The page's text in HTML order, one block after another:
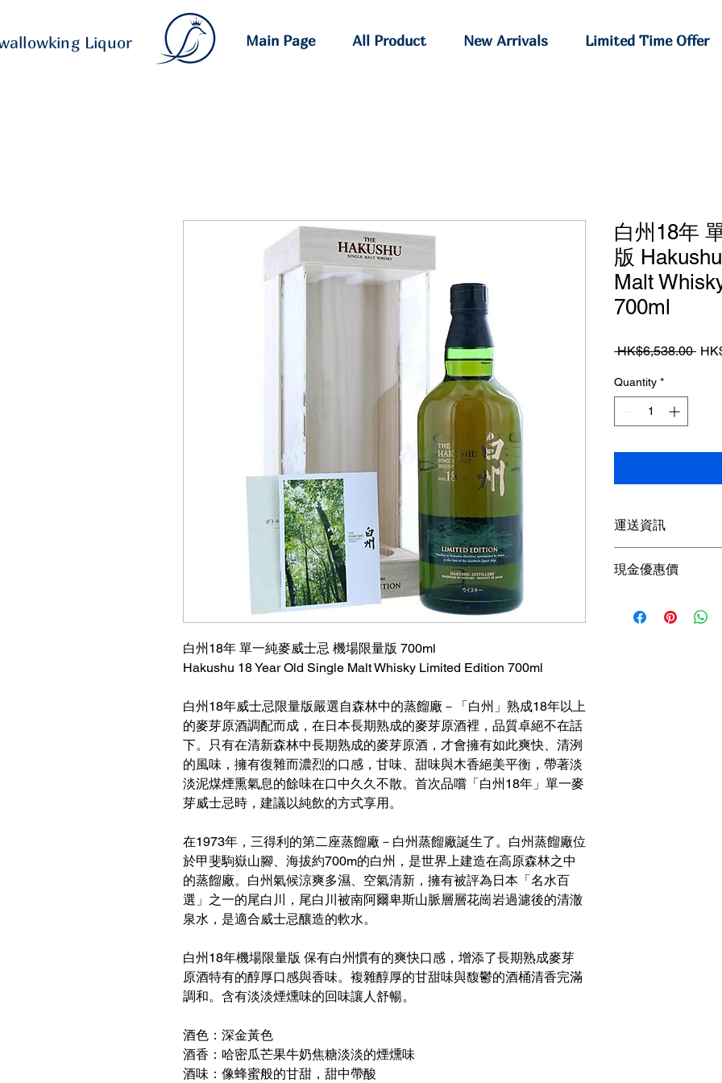
Liquor Main Page All Product New Arrivals Limited Time Offer
白州18年 單一純麥威士忌 機場限量版 700ml
Hakushu 18 Year Old Single Malt Whisky Limited Edition 700ml
白州18年威士忌限量版嚴選自森林中的蒸餾廠－「白州」熟成18年以上
的麥芽原酒調配而成，在日本長期熟成的麥芽原酒裡，品質卓絕不在話
下。只有在清新森林中長期熟成的麥芽原酒，才會擁有如此爽快、清洌
的風味，擁有復雜而濃烈的口感，甘味、甜味與木香絕美平衡，帶著淡
淡泥煤煙熏氣息的餘味在口中久久不散。首次品嚐「白州18年」單一麥
芽威士忌時，建議以純飲的方式享用。
在1973年，三得利的第二座蒸餾廠－白州蒸餾廠誕生了。白州蒸餾廠位
於甲斐駒嶽山腳、海拔約700m的白州，是世界上建造在高原森林之中
的蒸餾廠。白州氣候涼爽多濕、空氣清新，擁有被評為日本「名水百
選」之一的尾白川，尾白川被南阿爾卑斯山脈層層花崗岩過濾後的清澈
泉水，是適合威士忌釀造的軟水。
白州18年機場限量版 保有白州慣有的爽快口感，增添了長期熟成麥芽
原酒特有的醇厚口感與香味。複雜醇厚的甘甜味與馥鬱的酒桶清香完滿
調和。含有淡淡煙燻味的回味讓人舒暢。
酒色：深金黃色
酒香：哈密瓜芒果牛奶焦糖淡淡的煙燻味
酒味：像蜂蜜般的甘甜，甜中帶酸
白州18年
版
Malt
700ml
HK$6,538.00
Quantity *
運送資訊
；港幣1000元以下
現金優惠價
使用轉數快FPS、